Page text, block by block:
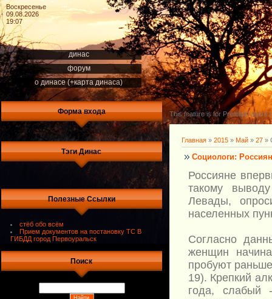
Воскресенье
09.08.2026
19:07
динас
форум
о динасе (+карта динаса)
Форма входа
Тэги Динас
Полезные Ссылки
стёб обо всём
Прием документов на постановку ТС В
ГИБДД город Первоуральск
Поиск
This feature is for Premium users
Главная » 2015 » Май » 27 »
Социологи:
Россияне
такому
Левады,
населенных
Согласно
женщин
пробуют
19). Крепкий
года, слабый